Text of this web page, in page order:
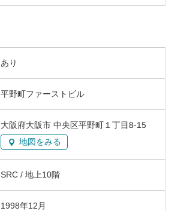
あり
平野町ファーストビル
大阪府大阪市 中央区平野町１丁目8-15
地図をみる
SRC / 地上10階
1998年12月